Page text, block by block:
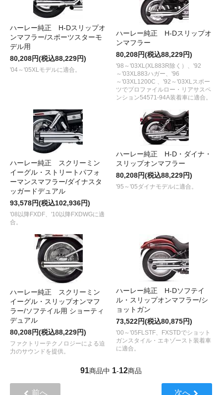
ハーレー純正 H-Dスリップオ
ンマフラー/スポーツスターモ
デル用
80,208円(税込88,229円)
'04～'05XLモデルに適合。
ハーレー純正 H-Dスリップオ
ンマフラー
80,208円(税込88,229円)
'98～'03XL(XL883R除く）、'92
～'03XL883ハガー、'96
～'03XL1200C 、'92～'03XLスポー
ツでプロファイルロー・リアサスペ
ンション54571-94A装着車に適合。
ハーレー純正 スクリーミン
イーグル・ストリートパフォ
ーマンスマフラー/ダイナスタ
ッガードデュアル
93,578円(税込102,936円)
'08以降FXDF、'10以降FXDWGに適
合。
ハーレー純正 H-D・ダイナ・
スリップオンマフラー
80,208円(税込88,229円)
'95～'05ダイナモデルに適合。
ハーレー純正 スクリーミン
イーグル・スリップオンマフ
ラー/ソフテイル用 ショーティ
デュアル
80,208円(税込88,229円)
ファクトリーテクノロジーによる迫
力のサウンドを提供。
ハーレー純正 H-Dソフテイ
ル・スリップオンマフラー/シ
ョットガン
73,522円(税込80,875円)
'00～'05FLSTF、FXSTDでショット
ガンスタイル・エキゾースト装着車
に適合。
91商品中 1-12商品
前へ 次へ